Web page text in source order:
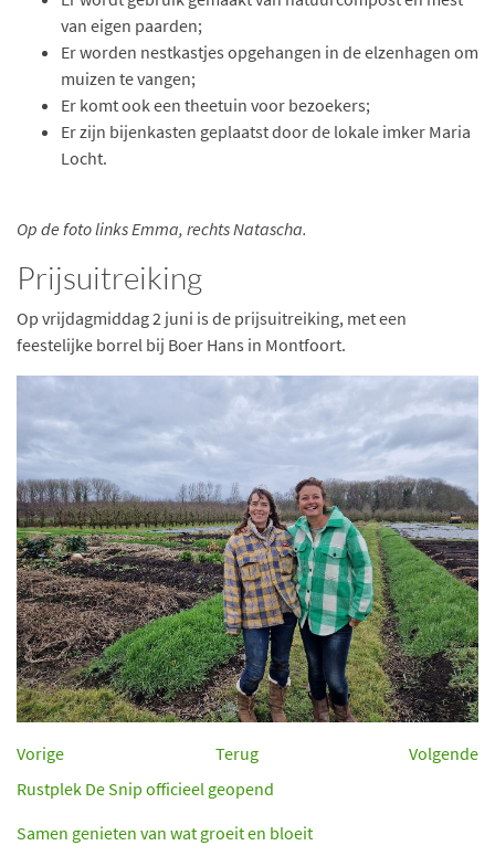
van eigen paarden;
Er worden nestkastjes opgehangen in de elzenhagen om
muizen te vangen;
Er komt ook een theetuin voor bezoekers;
Er zijn bijenkasten geplaatst door de lokale imker Maria
Locht.
Op de foto links Emma, rechts Natascha.
Prijsuitreiking
Op vrijdagmiddag 2 juni is de prijsuitreiking, met een
feestelijke borrel bij Boer Hans in Montfoort.
Vorige Terug
Volgende
Rustplek De Snip officieel geopend
Samen genieten van wat groeit en bloeit